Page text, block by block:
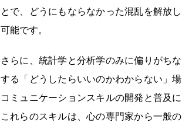
とで、どうにもならなかった混乱を解放
可能です。
さらに、統計学と分析学のみに偏りがち
する「どうしたらいいのかわからない」
コミュニケーションスキルの開発と普及
これらのスキルは、心の専門家から一般